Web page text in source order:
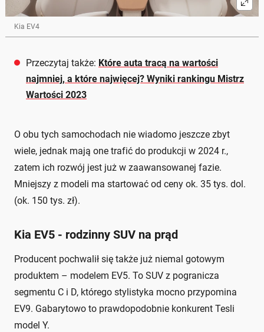
Kia EV4
Przeczytaj także: Które auta tracą na wartości
najmniej, a które najwięcej? Wyniki rankingu Mistrz
Wartości 2023
O obu tych samochodach nie wiadomo jeszcze zbyt
wiele, jednak mają one trafić do produkcji w 2024 r.,
zatem ich rozwój jest już w zaawansowanej fazie.
Mniejszy z modeli ma startować od ceny ok. 35 tys. dol.
(ok. 150 tys. zł).
Kia EV5 - rodzinny SUV na prąd
Producent pochwalił się także już niemal gotowym
produktem – modelem EV5. To SUV z pogranicza
segmentu C i D, którego stylistyka mocno przypomina
EV9. Gabarytowo to prawdopodobnie konkurent Tesli
model Y.